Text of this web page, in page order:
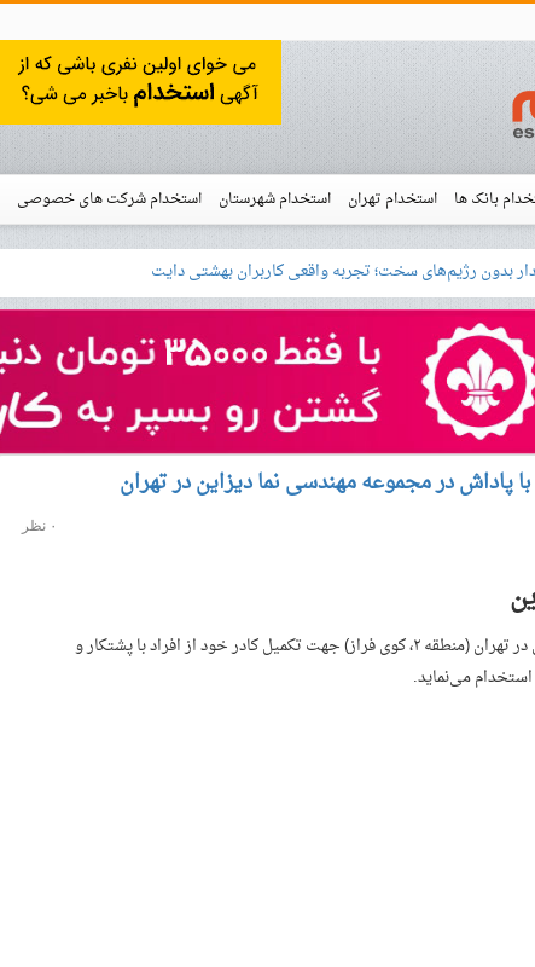
بانک ها استخدام تهران استخدام شهرستان استخدام شرکت های خصوصی
فروشگاه استخدام
آلمانی چگونه
پاداش در مجموعه مهندسی نما دیزاین در تهران
۰ نظر
مجموعه مهندسی نما دیزاین در تهران (منطقه ۲، کوی فراز) جهت تکمیل کادر خود از افراد با پشتکار و
می‌نماید.